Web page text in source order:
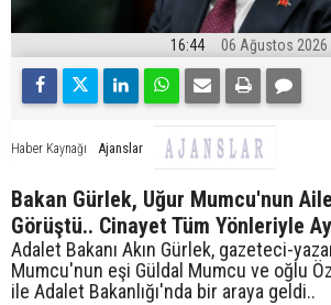
16:44 06 Ağustos 2026
Haber Kaynağı Ajanslar
Bakan Gürlek, Uğur Mumcu'nun
Görüştü.. Cinayet Tüm Yönleriyle
Adalet Bakanı Akın Gürlek, gazeteci-
Mumcu'nun eşi Güldal Mumcu ve oğlu
ile Adalet Bakanlığı'nda bir araya geldi..